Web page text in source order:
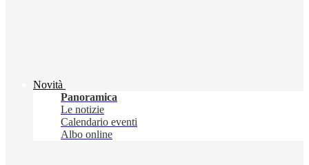
Novità
Panoramica
Le notizie
Calendario eventi
Albo online